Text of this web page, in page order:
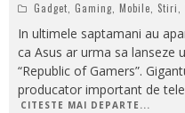
Gadget, Gaming, Mobile, Stiri,
In ultimele saptamani au
ca Asus ar urma sa lanseze
“Republic of Gamers”.
producator important de
CITESTE MAI DEPARTE...